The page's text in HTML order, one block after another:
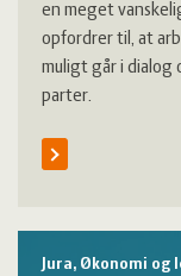
en meget
opfordrer til, at
muligt går i dialog
parter.
Jura, Økonomi og